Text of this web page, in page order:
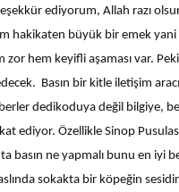
ediyorum, Allah razı
hakikaten büyük bir emek yani
hem keyifli aşaması var. Peki
Basın bir kitle iletişim
dedikoduya değil bilgiye,
ediyor. Özellikle Sinop
basın ne yapmalı bunu en iyi
aslında sokakta bir köpeğin